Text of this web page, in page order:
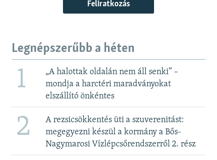
Feliratkozás
Legnépszerűbb a héten
1
„A halottak oldalán nem áll senki” –
mondja a harctéri maradványokat
elszállító önkéntes
2
A rezsicsökkentés üti a szuverenitást:
megegyezni készül a kormány a Bős-
Nagymarosi Vízlépcsőrendszerről 2. rész